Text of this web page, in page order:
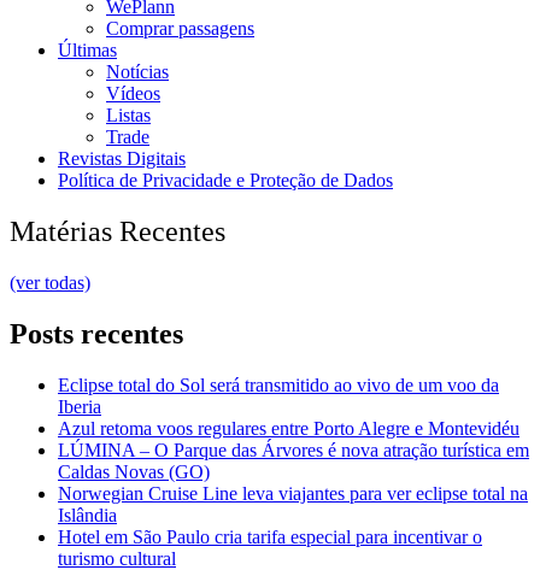
WePlann
Comprar passagens
Últimas
Notícias
Vídeos
Listas
Trade
Revistas Digitais
Política de Privacidade e Proteção de Dados
Matérias Recentes
(ver todas)
Posts recentes
Eclipse total do Sol será transmitido ao vivo de um voo da
Iberia
Azul retoma voos regulares entre Porto Alegre e Montevidéu
LÚMINA – O Parque das Árvores é nova atração turística em
Caldas Novas (GO)
Norwegian Cruise Line leva viajantes para ver eclipse total na
Islândia
Hotel em São Paulo cria tarifa especial para incentivar o
turismo cultural